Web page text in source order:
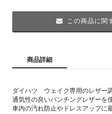
この商品に関
商品詳細
ダイハツ ウェイク専用のレザー
通気性の良いパンチングレザーを
車内の汚れ防止やドレスアップに